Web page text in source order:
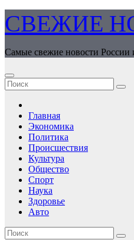
Перейти
к
содержимому
СВЕЖИЕ
Самые свежие новости России
Главная
Экономика
Политика
Происшествия
Культура
Общество
Спорт
Наука
Здоровье
Авто